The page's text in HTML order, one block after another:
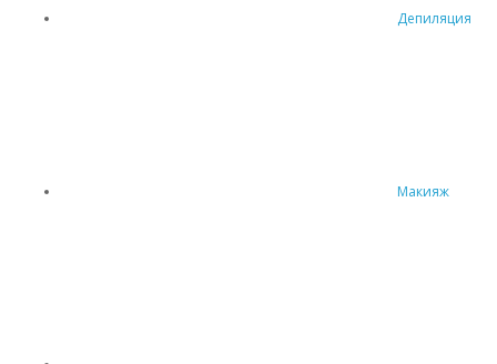
Депиляция
Макияж